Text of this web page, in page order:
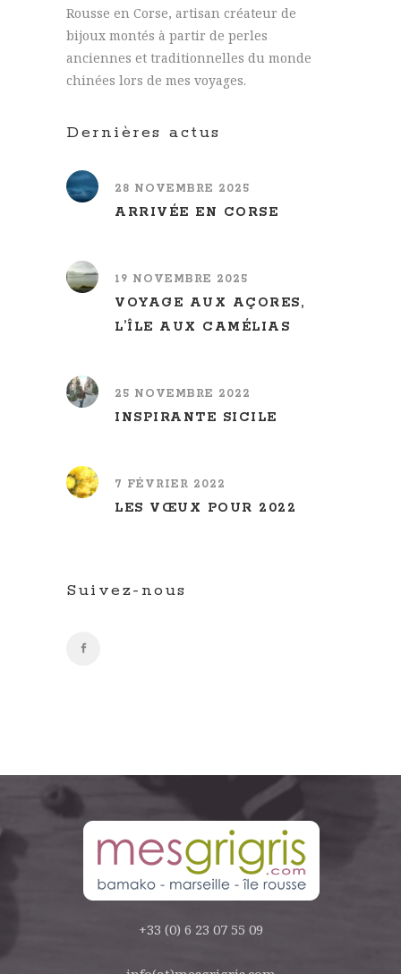
Rousse en Corse, artisan créateur de
bijoux montés à partir de perles
anciennes et traditionnelles du monde
chinées lors de mes voyages.
Dernières actus
28 NOVEMBRE 2025
ARRIVÉE EN CORSE
19 NOVEMBRE 2025
VOYAGE AUX AÇORES,
L’ÎLE AUX CAMÉLIAS
25 NOVEMBRE 2022
INSPIRANTE SICILE
7 FÉVRIER 2022
LES VŒUX POUR 2022
Suivez-nous
+33 (0) 6 23 07 55 09